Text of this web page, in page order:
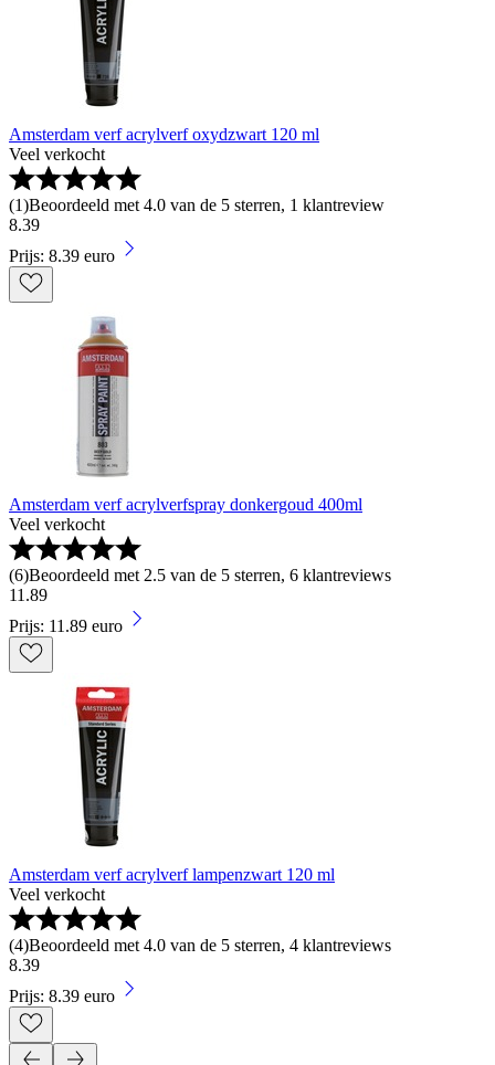
Amsterdam verf acrylverf oxydzwart 120 ml
Veel verkocht
(1)Beoordeeld met 4.0 van de 5 sterren, 1 klantreview
8.39
Prijs: 8.39 euro
Amsterdam verf acrylverfspray donkergoud 400ml
Veel verkocht
(6)Beoordeeld met 2.5 van de 5 sterren, 6 klantreviews
11 .89
Prijs: 11.89 euro
Amsterdam verf acrylverf lampenzwart 120 ml
Veel verkocht
(4)Beoordeeld met 4.0 van de 5 sterren, 4 klantreviews
8.39
Prijs: 8.39 euro